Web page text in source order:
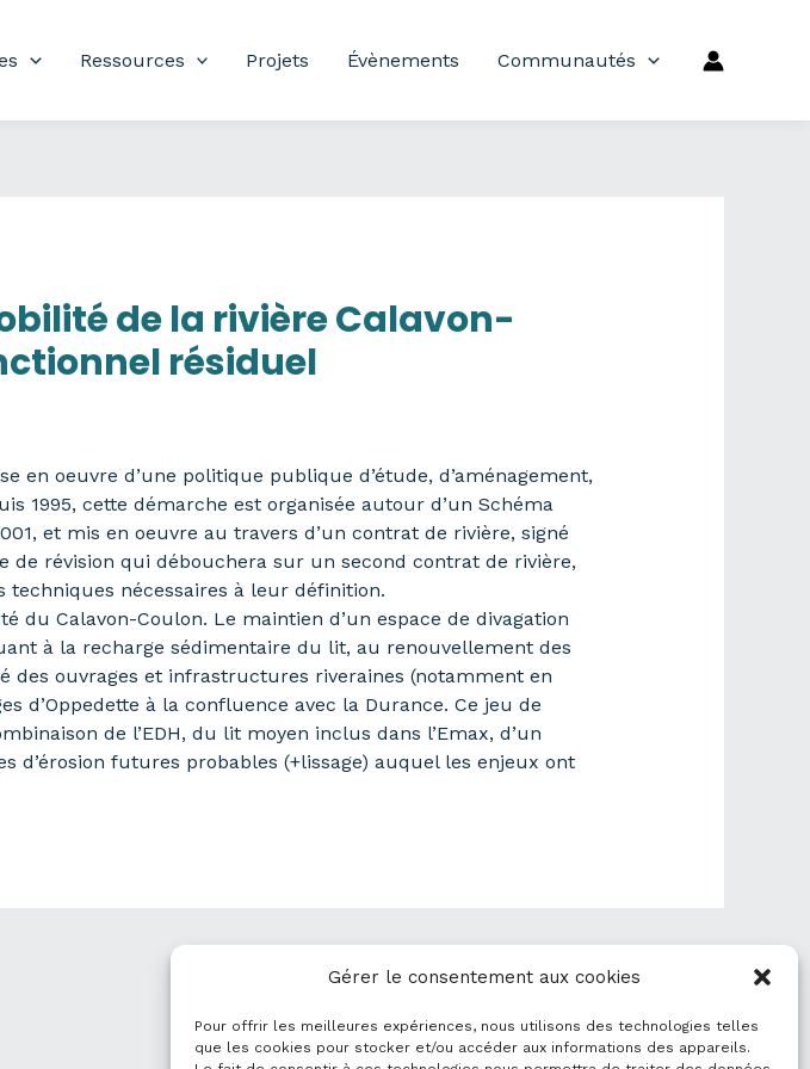
Gérer le consentement aux cookies
Pour offrir les meilleures expériences, nous utilisons des technologies telles
que les cookies pour stocker et/ou accéder aux informations des appareils.
Ressources Projets Évènements Communautés
de la rivière Calavon-
résiduel
en oeuvre d’une politique publique d’étude, d’aménagement,
1995, cette démarche est organisée autour d’un Schéma
et mis en oeuvre au travers d’un contrat de rivière, signé
de révision qui débouchera sur un second contrat de rivière,
nécessaires à leur définition.
du Calavon-Coulon. Le maintien d’un espace de divagation
à la recharge sédimentaire du lit, au renouvellement des
des ouvrages et infrastructures riveraines (notamment en
d’Oppedette à la confluence avec la Durance. Ce jeu de
de l’EDH, du lit moyen inclus dans l’Emax, d’un
d’érosion futures probables (+lissage) auquel les enjeux ont
Donnée suivant